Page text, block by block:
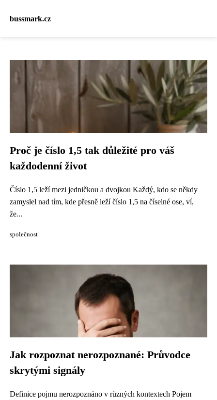
bussmark.cz
Proč je číslo 1,5 tak důležité pro váš
každodenní život
Číslo 1,5 leží mezi jedničkou a dvojkou Každý, kdo se někdy
zamyslel nad tím, kde přesně leží číslo 1,5 na číselné ose, ví,
že...
společnost
Jak rozpoznat nerozpoznané: Průvodce
skrytými signály
Definice pojmu nerozpoznáno v různých kontextech Pojem